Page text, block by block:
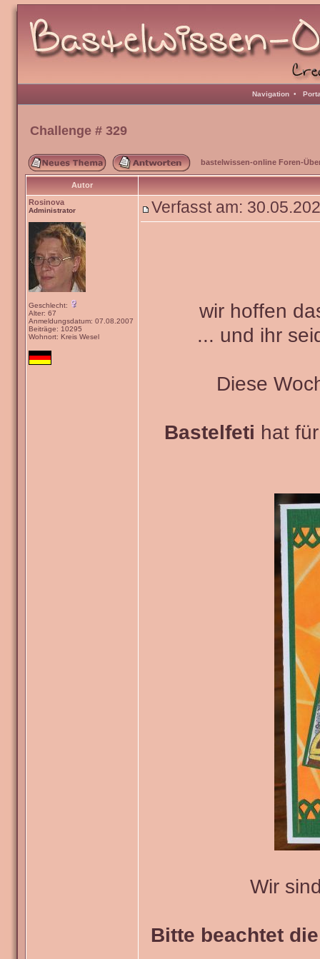
Navigation •
Challenge # 329
bastelwissen-online Foren-
Autor
Rosinova
Administrator
Geschlecht:
Alter: 67
Anmeldungsdatum: 07.08.2007
Beiträge: 10295
Wohnort: Kreis Wesel
Verfasst am:
wir hoffen
... und ihr
Diese
Bastelfeti hat
Wir
Bitte beachtet